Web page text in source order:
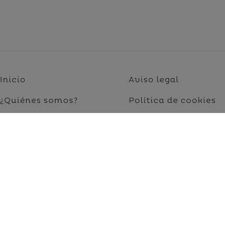
Inicio
¿Quiénes somos?
Aviso legal
Política de cookies